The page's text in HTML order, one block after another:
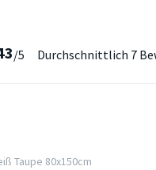
/5 Durchschnittlich 7
Taupe 80x150cm